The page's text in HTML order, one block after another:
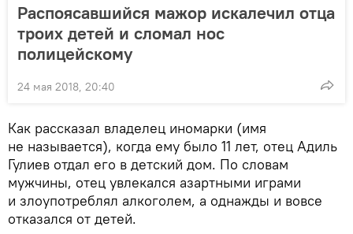
Распоясавшийся мажор искалечил отца
троих детей и сломал нос
полицейскому
24 мая 2018, 20:40
Как рассказал владелец иномарки (имя
не называется), когда ему было 11 лет, отец Адиль
Гулиев отдал его в детский дом. По словам
мужчины, отец увлекался азартными играми
и злоупотреблял алкоголем, а однажды и вовсе
отказался от детей.